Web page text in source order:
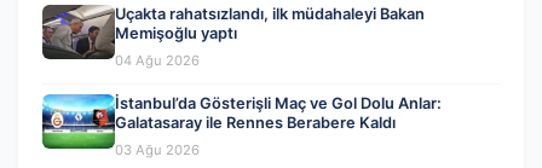
Uçakta rahatsızlandı, ilk müdahaleyi Bakan
Memişoğlu yaptı
04 Ağu 2026
İstanbul’da Gösterişli Maç ve Gol Dolu Anlar:
Galatasaray ile Rennes Berabere Kaldı
03 Ağu 2026